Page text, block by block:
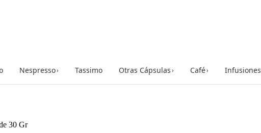
Nespresso› Tassimo Otras Cápsulas› Café› Infusiones
30 Gr